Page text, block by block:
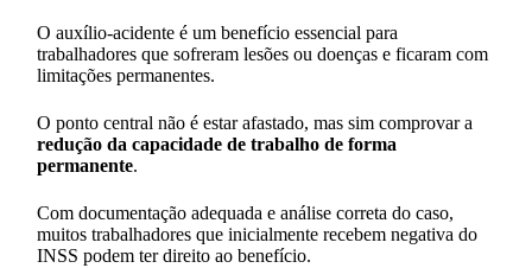
O auxílio-acidente é um benefício essencial para
trabalhadores que sofreram lesões ou doenças e ficaram com
limitações permanentes.
O ponto central não é estar afastado, mas sim comprovar a
redução da capacidade de trabalho de forma
permanente.
Com documentação adequada e análise correta do caso,
muitos trabalhadores que inicialmente recebem negativa do
INSS podem ter direito ao benefício.